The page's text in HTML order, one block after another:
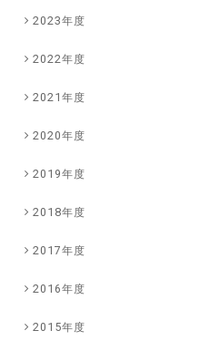
2023年度
2022年度
2021年度
2020年度
2019年度
2018年度
2017年度
2016年度
2015年度